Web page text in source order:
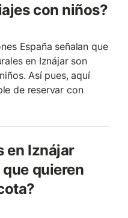
con niños?
España señalan que
en Iznájar son
Así pues, aquí
de reservar con
en Iznájar
quieren